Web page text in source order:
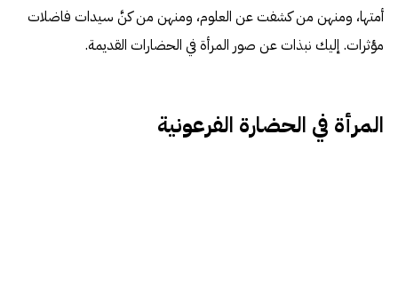
أمتها، ومنهن من كشفت عن العلوم، ومنهن من كنَّ سيدات فاضلات
مؤثرات. إليك نبذات عن صور المرأة في الحضارات القديمة.
المرأة في الحضارة الفرعونية